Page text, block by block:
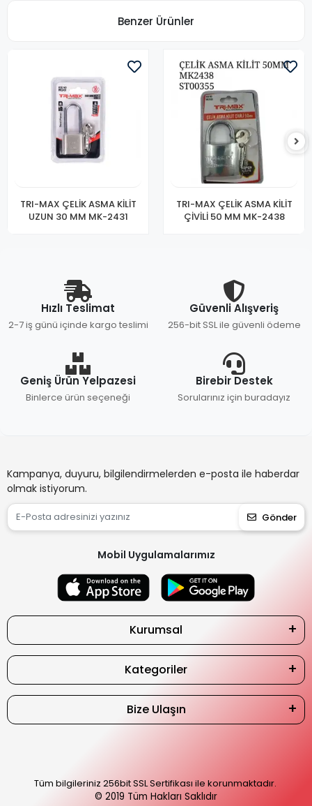
Benzer Ürünler
TRI-MAX ÇELİK ASMA KİLİT
UZUN 30 MM MK-2431
TRI-MAX ÇELİK ASMA KİLİT
ÇİVİLİ 50 MM MK-2438
Hızlı Teslimat
2-7 iş günü içinde kargo teslimi
Güvenli Alışveriş
256-bit SSL ile güvenli ödeme
Geniş Ürün Yelpazesi
Binlerce ürün seçeneği
Birebir Destek
Sorularınız için buradayız
Kampanya, duyuru, bilgilendirmelerden e-posta ile haberdar
olmak istiyorum.
Gönder
Mobil Uygulamalarımız
Kurumsal
Kategoriler
Bize Ulaşın
Tüm bilgileriniz 256bit SSL Sertifikası ile korunmaktadır.
© 2019 Tüm Hakları Saklıdır